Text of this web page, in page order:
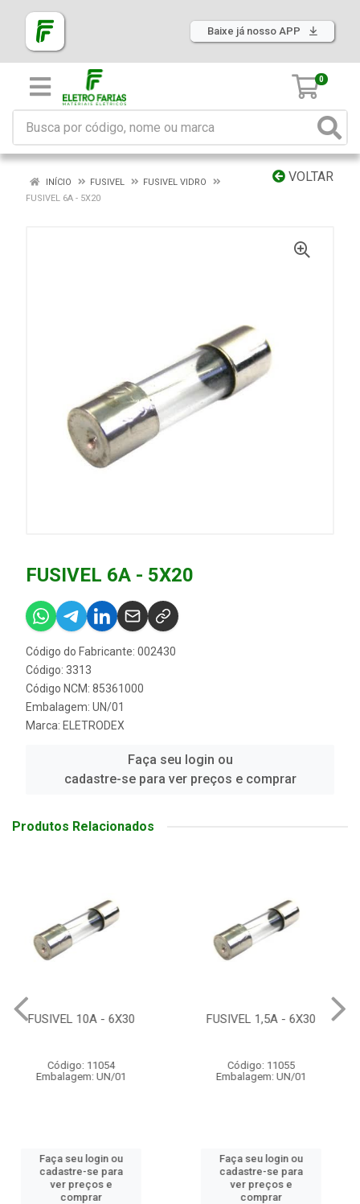
Baixe já nosso APP
0
VOLTAR
INÍCIO FUSIVEL
FUSIVEL VIDRO
FUSIVEL 6A - 5X20
FUSIVEL 6A - 5X20
Código do Fabricante: 002430
Código: 3313
Código NCM: 85361000
Embalagem: UN/01
Marca: ELETRODEX
Faça seu login ou
cadastre-se para ver preços e comprar
Produtos Relacionados
FUSIVEL 1,5A - 6X30
Código: 11055
Embalagem: UN/01
Faça seu login ou
cadastre-se para
ver preços e
comprar
FUSIVEL DE VIDRO 6X30 -
Código: 11056
Embalagem: UN/01
Faça seu login ou
cadastre-se para
ver preços e
comprar